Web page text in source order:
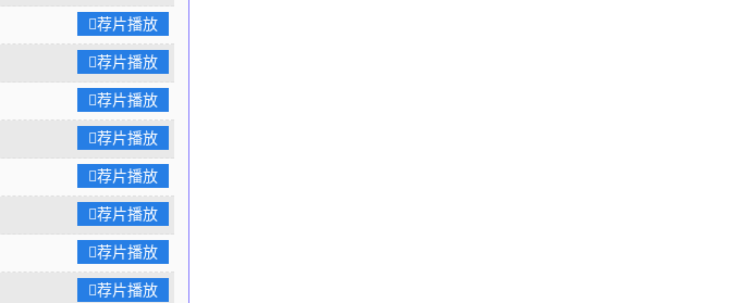
荐片播放
荐片播放
荐片播放
荐片播放
荐片播放
荐片播放
荐片播放
荐片播放